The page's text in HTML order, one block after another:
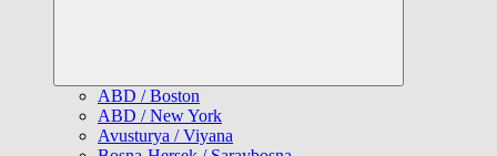
ABD / Boston
ABD / New York
Avusturya / Viyana